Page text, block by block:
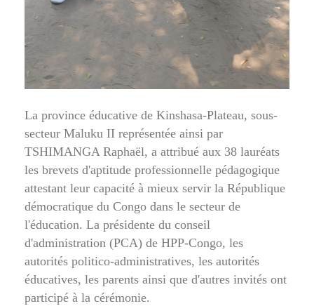
La province éducative de Kinshasa-Plateau, sous-
secteur Maluku II représentée ainsi par
TSHIMANGA Raphaël, a attribué aux 38 lauréats
les brevets d'aptitude professionnelle pédagogique
attestant leur capacité à mieux servir la République
démocratique du Congo dans le secteur de
l'éducation. La présidente du conseil
d'administration (PCA) de HPP-Congo, les
autorités politico-administratives, les autorités
éducatives, les parents ainsi que d'autres invités ont
participé à la cérémonie.